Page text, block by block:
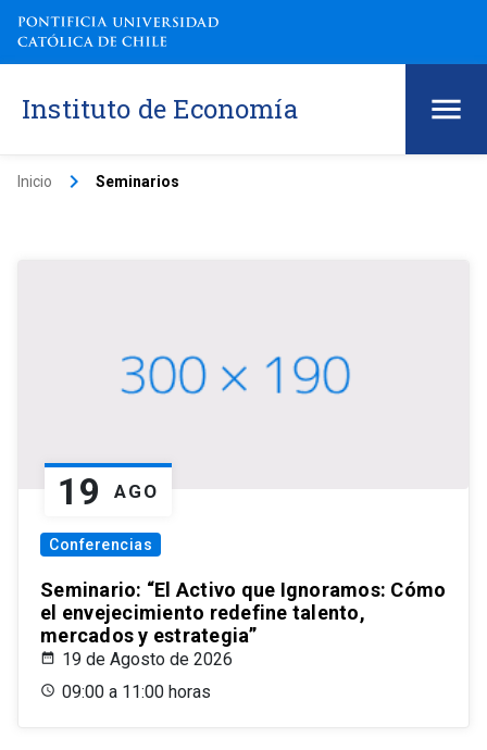
Instituto de Economía
Inicio keyboard_arrow_right Seminarios
19 AGO
Conferencias
Seminario: “El Activo que Ignoramos: Cómo
el envejecimiento redefine talento,
mercados y estrategia”
19 de Agosto de 2026
09:00 a 11:00 horas